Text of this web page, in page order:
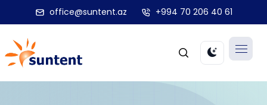
office@suntent.az +994 70 206 40 61